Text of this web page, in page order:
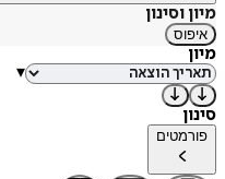
מיון וסינון
איפוס
מיון
▾
סינון
פורמטים